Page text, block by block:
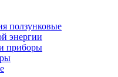
ползунковые
энергии
приборы